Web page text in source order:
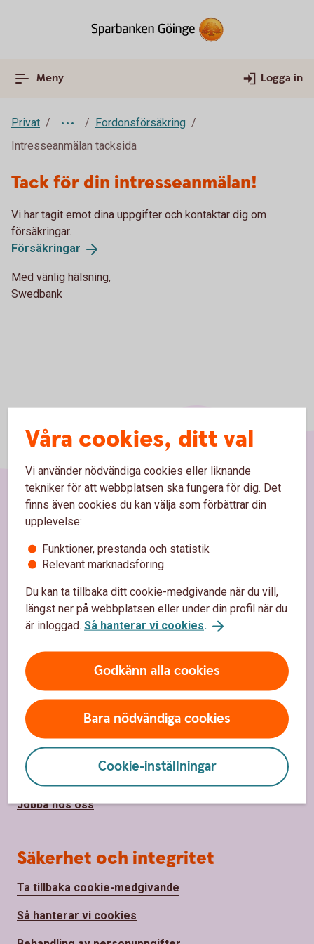
Meny Logga in
Privat
Fordonsförsäkring
Intresseanmälan tacksida
Tack för din intresseanmälan!
Vi har tagit emot dina uppgifter och kontaktar dig om
försäkringar.
Försäkringar
Med vänlig hälsning,
Swedbank
Våra cookies, ditt val
Vi använder nödvändiga cookies eller liknande
tekniker för att webbplatsen ska fungera för dig. Det
finns även cookies du kan välja som förbättrar din
upplevelse:
Funktioner, prestanda och statistik
Relevant marknadsföring
Du kan ta tillbaka ditt cookie-medgivande när du vill,
längst ner på webbplatsen eller under din profil när du
är inloggad. Så hanterar vi cookies.
Godkänn alla cookies
Bara nödvändiga cookies
Cookie-inställningar
Sidfot
Hitta snabbt
Kontakta oss
Bli kund
Om oss
Om oss
Hållbarhet
Samhällsengagemang
Jobba hos oss
Säkerhet och integritet
Ta tillbaka cookie-medgivande
Så hanterar vi cookies